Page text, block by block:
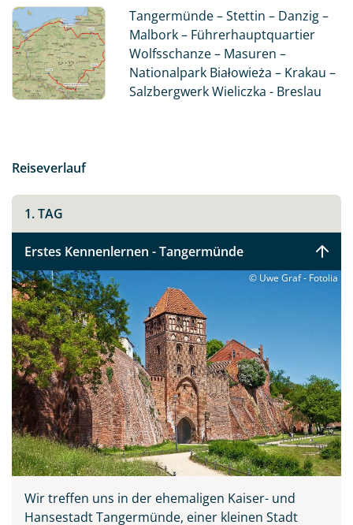
welcher die Geschichte Dresdens maßgeblich prägte.
Unvergesslich und beeindruckend ist das Salzbergwerk
Wieliczka südlich von Krakau.
Unsere Reise endet in Breslau, der Hauptstadt
Schlesiens.
Tangermünde – Stettin – Danzig –
Malbork – Führerhauptquartier
Wolfsschanze – Masuren –
Nationalpark Białowieża – Krakau –
Salzbergwerk Wieliczka - Breslau
Reiseverlauf
1. TAG
Erstes Kennenlernen - Tangermünde
© Uwe Graf - Fotolia
Wir treffen uns in der ehemaligen Kaiser- und
Hansestadt Tangermünde, einer kleinen Stadt